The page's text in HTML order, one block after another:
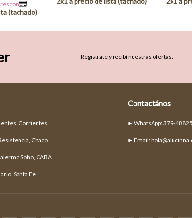
Registrate y recibí nuestras ofertas.
Corrientes
Chaco
Soho, CABA
Santa Fe
Contactános
► Email: